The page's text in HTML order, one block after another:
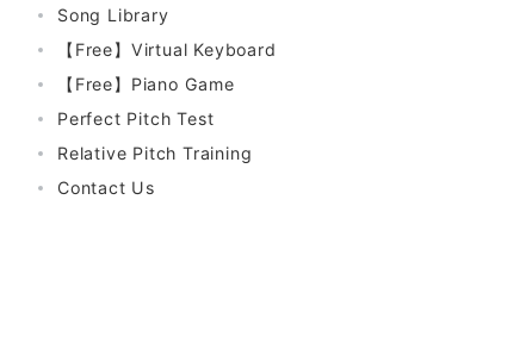
Song Library
【Free】Virtual Keyboard
【Free】Piano Game
Perfect Pitch Test
Relative Pitch Training
Contact Us